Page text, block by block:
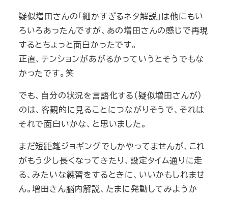
疑似増田さんの「細かすぎるネタ解説」は他にもい
ろいろあったんですが、あの増田さんの感じで再現
するとちょっと面白かったです。
正直、テンションがあがるかっていうとそうでもな
かったです。笑
でも、自分の状況を言語化する（疑似増田さんが）
のは、客観的に見ることにつながりそうで、それは
それで面白いかな、と思いました。
まだ短距離ジョギングでしかやってませんが、これ
がもう少し長くなってきたり、設定タイム通りに走
る、みたいな練習をするときに、いいかもしれませ
ん。増田さん脳内解説、たまに発動してみようか